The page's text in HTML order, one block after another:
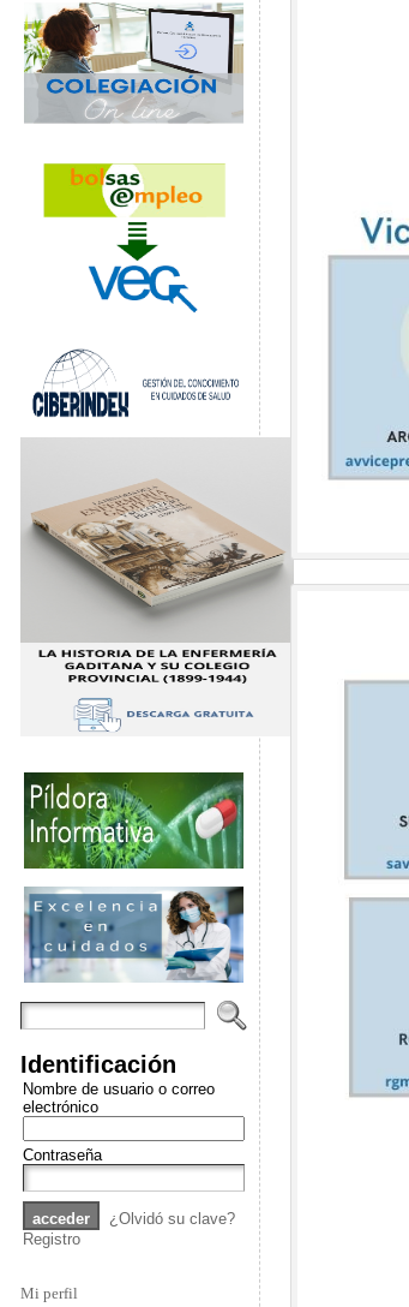
Identificación
Nombre de usuario o correo
electrónico
Contraseña
¿Olvidó su clave?
Registro
Mi perfil